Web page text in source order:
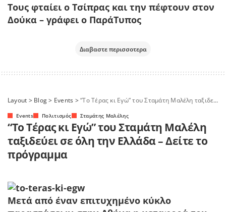
Τους φταίει ο Τσίπρας και την πέφτουν στον
Δούκα – γράφει ο ΠαράΤυπος
Διαβαστε περισσοτερα
Layout > Blog> Events >“Το Τέρας κι Εγώ” του Σταμάτη Μαλέλη ταξιδεύει σε όλη την Ελλάδα – Δείτε το πρόγραμμα
Events Πολιτισμός Σταμάτης Μαλέλης
“Το Τέρας κι Εγώ” του Σταμάτη Μαλέλη
ταξιδεύει σε όλη την Ελλάδα – Δείτε το
πρόγραμμα
Μετά από έναν επιτυχημένο κύκλο